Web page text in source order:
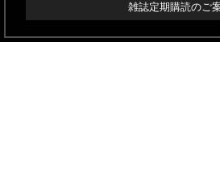
雑誌定期購読のご